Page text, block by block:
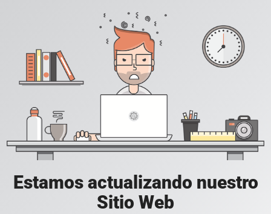
Estamos actualizando nuestro
Sitio Web